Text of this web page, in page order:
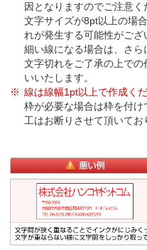
因となりますのでご注意く
文字サイズが8pt以上の場
れが発生する可能性がござ
細い線になる場合は、さら
文字切れをご了承の上で
いいたします。
線は線幅1pt以上で作成くだ
枠が必要な場合は枠を付
工はお断りさせて頂いてお